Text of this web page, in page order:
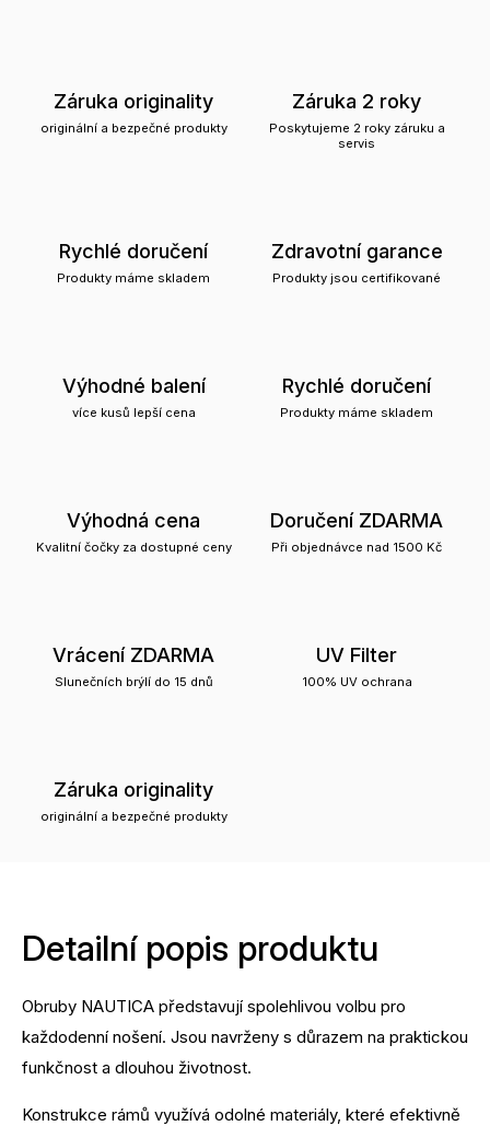
Záruka originality
originální a bezpečné produkty
Záruka 2 roky
Poskytujeme 2 roky záruku a
servis
Rychlé doručení
Produkty máme skladem
Zdravotní garance
Produkty jsou certifikované
Výhodné balení
více kusů lepší cena
Rychlé doručení
Produkty máme skladem
Výhodná cena
Kvalitní čočky za dostupné ceny
Doručení ZDARMA
Při objednávce nad 1500 Kč
Vrácení ZDARMA
Slunečních brýlí do 15 dnů
UV Filter
100% UV ochrana
Záruka originality
originální a bezpečné produkty
Detailní popis produktu
Obruby NAUTICA představují spolehlivou volbu pro
každodenní nošení. Jsou navrženy s důrazem na praktickou
funkčnost a dlouhou životnost.
Konstrukce rámů využívá odolné materiály, které efektivně